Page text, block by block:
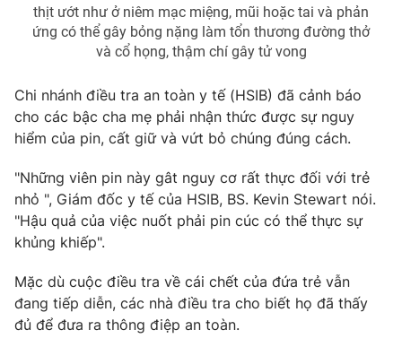
Photo Infographic
Video Shorts video
VTV Money VTV Thể thao
VTV Sức khoẻ Bất động sản
Thị trường 24h
VTV4 Vươn mình bằng AI
thịt ướt như ở niêm mạc miệng, mũi hoặc tai và phản
ứng có thể gây bỏng nặng làm tổn thương đường thở
và cổ họng, thậm chí gây tử vong
Chi nhánh điều tra an toàn y tế (HSIB) đã cảnh báo
cho các bậc cha mẹ phải nhận thức được sự nguy
hiểm của pin, cất giữ và vứt bỏ chúng đúng cách.
"Những viên pin này gât nguy cơ rất thực đối với trẻ
nhỏ ", Giám đốc y tế của HSIB, BS. Kevin Stewart nói.
"Hậu quả của việc nuốt phải pin cúc có thể thực sự
khủng khiếp".
Mặc dù cuộc điều tra về cái chết của đứa trẻ vẫn
đang tiếp diễn, các nhà điều tra cho biết họ đã thấy
đủ để đưa ra thông điệp an toàn.